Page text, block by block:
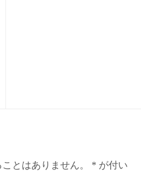
とはありません。 * が付い